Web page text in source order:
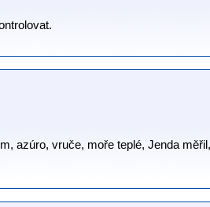
azúro, vruče, moře teplé, Jenda